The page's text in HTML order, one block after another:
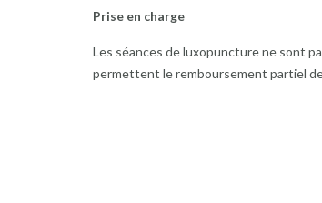
Prise en charge
Les séances de luxopuncture ne sont
permettent le remboursement partiel